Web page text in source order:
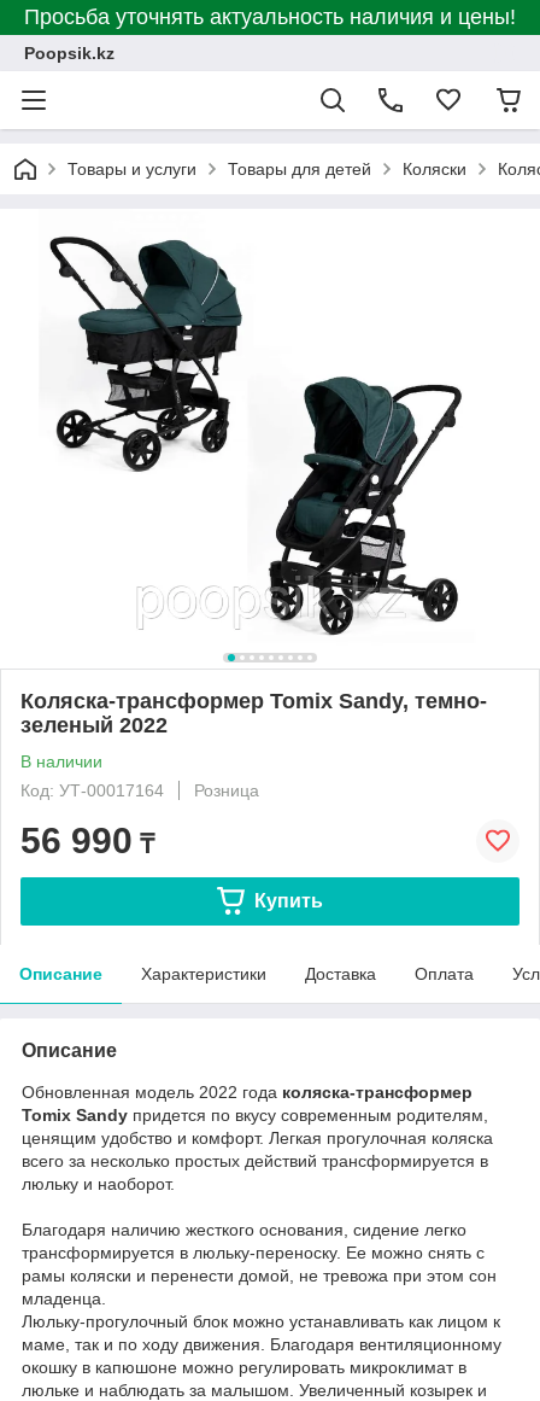
Просьба уточнять актуальность наличия и цены!
Poopsik.kz
Товары и услуги Товары для детей Коляски
Коляска-трансформер Tomix Sandy, темно-
зеленый 2022
В наличии
Код: УТ-00017164
Розница
56 990 ₸
Купить
Описание Характеристики Доставка Оплата
Описание
Обновленная модель 2022 года коляска-трансформер
Tomix Sandy придется по вкусу современным родителям,
ценящим удобство и комфорт. Легкая прогулочная коляска
всего за несколько простых действий трансформируется в
люльку и наоборот.
Благодаря наличию жесткого основания, сидение легко
трансформируется в люльку-переноску. Ее можно снять с
рамы коляски и перенести домой, не тревожа при этом сон
младенца.
Люльку-прогулочный блок можно устанавливать как лицом к
маме, так и по ходу движения. Благодаря вентиляционному
окошку в капюшоне можно регулировать микроклимат в
люльке и наблюдать за малышом. Увеличенный козырек и